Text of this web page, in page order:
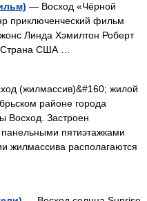
— Восход «Чёрной
приключенческий фильм
Линда Хэмилтон Роберт
Страна США …
(жилмассив)&#160; жилой
районе города
Восход. Застроен
пятиэтажками
жилмассива располагаются